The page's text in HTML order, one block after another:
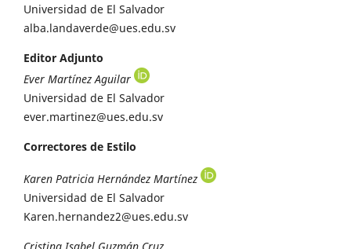
Universidad de El Salvador
alba.landaverde@ues.edu.sv
Editor Adjunto
Ever Martínez Aguilar
Universidad de El Salvador
ever.martinez@ues.edu.sv
Correctores de Estilo
Karen Patricia Hernández Martínez
Universidad de El Salvador
Karen.hernandez2@ues.edu.sv